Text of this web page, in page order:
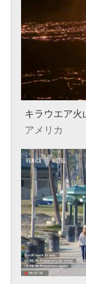
キラウエア火
アメリカ